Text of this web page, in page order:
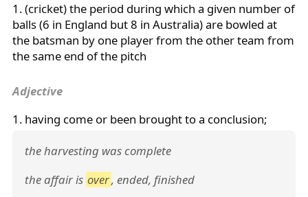
1. (cricket) the period during which a given number of
balls (6 in England but 8 in Australia) are bowled at
the batsman by one player from the other team from
the same end of the pitch
Adjective
1. having come or been brought to a conclusion;
the harvesting was complete
the affair is over, ended, finished